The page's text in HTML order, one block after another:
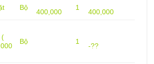
Bộ
400,000
1
400,000
(
Bộ 1
-??